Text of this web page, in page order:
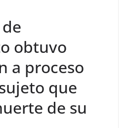
obtuvo
a proceso
que
de su